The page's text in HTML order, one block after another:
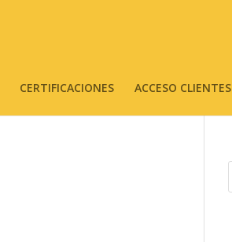
CERTIFICACIONES ACCESO CLIENTES